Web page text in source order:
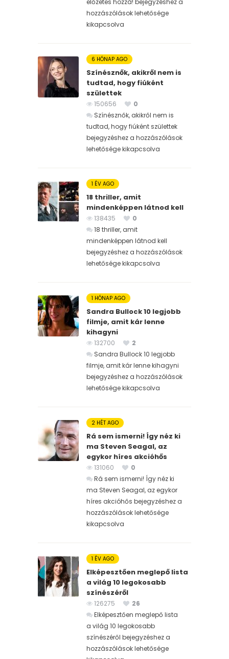
hozzászólások lehetősége
kikapcsolva
6 HÓNAP AGO
Színésznők, akikről nem is
tudtad, hogy fiúként
születtek
150656
0
Színésznők, akikről nem is
tudtad, hogy fiúként születtek
bejegyzéshez a hozzászólások
lehetősége kikapcsolva
1 ÉV AGO
18 thriller, amit
mindenképpen látnod kell
138435
0
18 thriller, amit
mindenképpen látnod kell
bejegyzéshez a hozzászólások
lehetősége kikapcsolva
1 HÓNAP AGO
Sandra Bullock 10 legjobb
filmje, amit kár lenne
kihagyni
132700
2
Sandra Bullock 10 legjobb
filmje, amit kár lenne kihagyni
bejegyzéshez a hozzászólások
lehetősége kikapcsolva
2 HÉT AGO
Rá sem ismerni! Így néz ki
ma Steven Seagal, az
egykor híres akcióhős
131060
0
Rá sem ismerni! Így néz ki
ma Steven Seagal, az egykor
híres akcióhős bejegyzéshez a
hozzászólások lehetősége
kikapcsolva
1 ÉV AGO
Elképesztően meglepő lista
a világ 10 legokosabb
színészéről
126275
26
Elképesztően meglepő lista
a világ 10 legokosabb
színészéről bejegyzéshez a
hozzászólások lehetősége